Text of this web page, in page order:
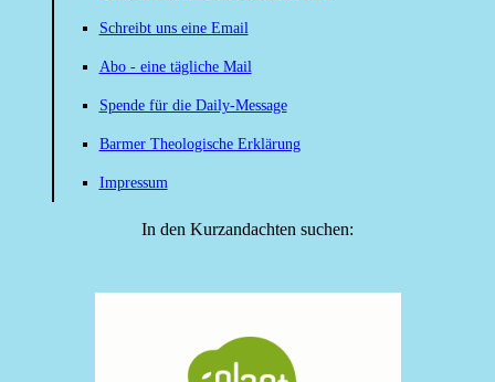
Schreibt uns eine Email
Abo - eine tägliche Mail
Spende für die Daily-Message
Barmer Theologische Erklärung
Impressum
In den Kurzandachten suchen: